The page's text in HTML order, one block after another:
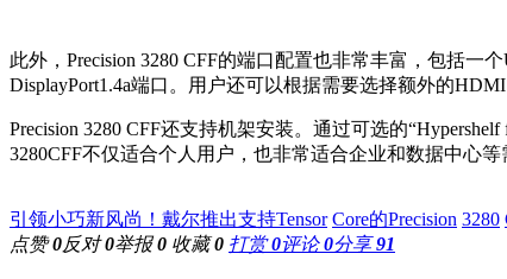
此外，Precision 3280 CFF的端口配置也非常丰富，包括一
DisplayPort1.4a端口。用户还可以根据需要选择额外的
Precision 3280 CFF还支持机架安装。通过可选的
3280CFF不仅适合个人用户，也非常适合企业和数据中心等
引领小巧新风尚！戴尔推出支持Tensor Core的Precision 3280
点赞0反对0举报0 收藏0 打赏0评论0分享91